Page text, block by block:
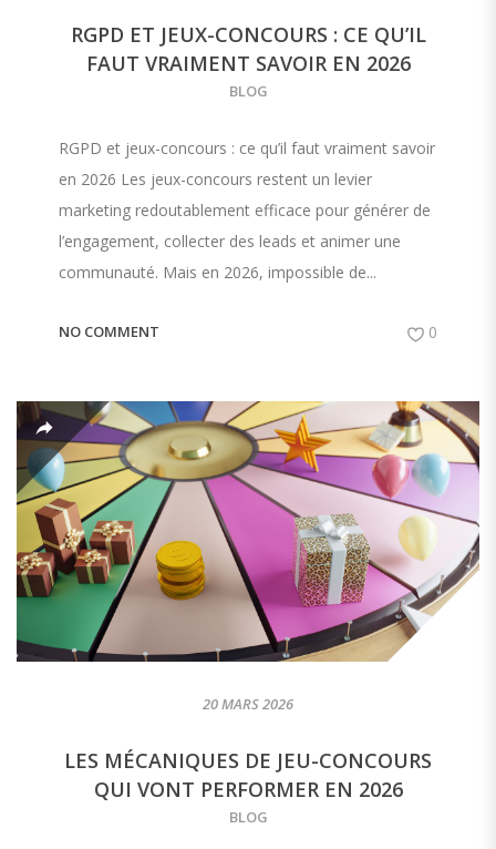
RGPD ET JEUX-CONCOURS : CE QU’IL
FAUT VRAIMENT SAVOIR EN 2026
BLOG
RGPD et jeux-concours : ce qu’il faut vraiment savoir
en 2026 Les jeux-concours restent un levier
marketing redoutablement efficace pour générer de
l’engagement, collecter des leads et animer une
communauté. Mais en 2026, impossible de...
NO COMMENT 0
20 MARS 2026
LES MÉCANIQUES DE JEU-CONCOURS
QUI VONT PERFORMER EN 2026
BLOG